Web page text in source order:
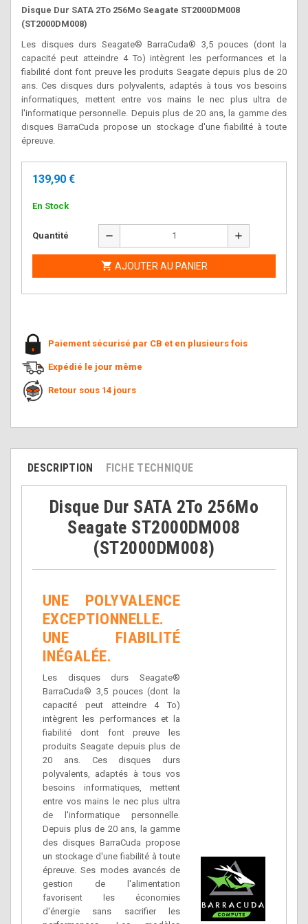
Disque Dur SATA 2To 256Mo Seagate ST2000DM008
(ST2000DM008)
Les disques durs Seagate® BarraCuda® 3,5 pouces (dont la
capacité peut atteindre 4 To) intègrent les performances et la
fiabilité dont font preuve les produits Seagate depuis plus de 20
ans. Ces disques durs polyvalents, adaptés à tous vos besoins
informatiques, mettent entre vos mains le nec plus ultra de
l'informatique personnelle. Depuis plus de 20 ans, la gamme des
disques BarraCuda propose un stockage d'une fiabilité à toute
épreuve.
139,90 €
En Stock
Quantité remove add
 AJOUTER AU PANIER
Paiement sécurisé par CB et en plusieurs fois
Expédié le jour même
Retour sous 14 jours
DESCRIPTION FICHE TECHNIQUE
Disque Dur SATA 2To 256Mo
Seagate ST2000DM008
(ST2000DM008)
UNE POLYVALENCE
EXCEPTIONNELLE.
UNE FIABILITÉ
INÉGALÉE.
Les disques durs Seagate®
BarraCuda® 3,5 pouces (dont la
capacité peut atteindre 4 To)
intègrent les performances et la
fiabilité dont font preuve les
produits Seagate depuis plus de
20 ans. Ces disques durs
polyvalents, adaptés à tous vos
besoins informatiques, mettent
entre vos mains le nec plus ultra
de l'informatique personnelle.
Depuis plus de 20 ans, la gamme
des disques BarraCuda propose
un stockage d'une fiabilité à toute
épreuve. Ses modes avancés de
gestion de l'alimentation
favorisent les économies
d'énergie sans sacrifier les